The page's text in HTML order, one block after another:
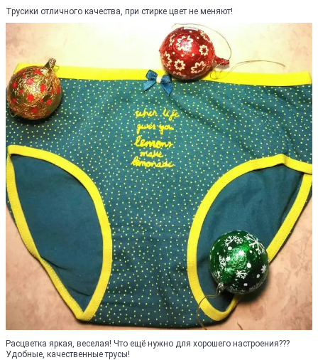
Трусики отличного качества, при стирке цвет не меняют!
Расцветка яркая, веселая! Что ещё нужно для хорошего настроения???
Удобные, качественные трусы!